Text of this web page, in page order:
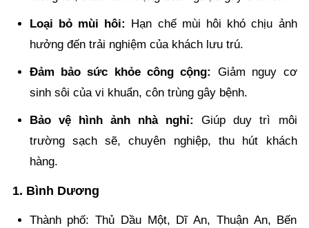
Loại bỏ mùi hôi: Hạn chế mùi hôi khó chịu ảnh
hưởng đến trải nghiệm của khách lưu trú.
Đảm bảo sức khỏe công cộng: Giảm nguy cơ
sinh sôi của vi khuẩn, côn trùng gây bệnh.
Bảo vệ hình ảnh nhà nghỉ:Giúp duy trì môi
trường sạch sẽ, chuyên nghiệp, thu hút khách
hàng.
1. Bình Dương
Thành phố: Thủ Dầu Một, Dĩ An, Thuận An, Bến